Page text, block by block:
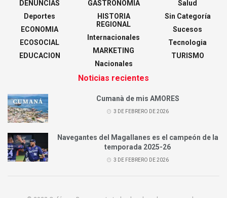
DENUNCIAS
Deportes
ECONOMIA
ECOSOCIAL
EDUCACION
GASTRONOMIA
HISTORIA
REGIONAL
Internacionales
MARKETING
Nacionales
Salud
Sin Categoría
Sucesos
Tecnologia
TURISMO
Noticias recientes
Cumanà de mis AMORES
3 DE FEBRERO DE 2026
Navegantes del Magallanes es el campeón de la
temporada 2025-26
3 DE FEBRERO DE 2026